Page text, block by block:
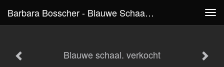
Barbara Bosscher - Blauwe Schaal. Verkocht
Blauwe schaal. verkocht